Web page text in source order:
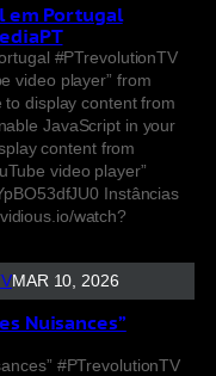
em Portugal
#PTrevolutionTV
video player” from
display content from
JavaScript in your
content from
video player”
Instâncias
watch?
MAR 10, 2026
Nuisances”
#PTrevolutionTV